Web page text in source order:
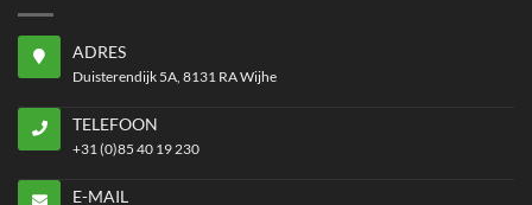
ADRES
Duisterendijk 5A, 8131 RA Wijhe
TELEFOON
+31 (0)85 40 19 230
E-MAIL